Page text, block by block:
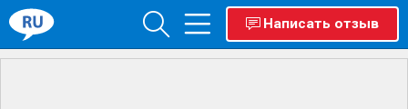
Написать отзыв